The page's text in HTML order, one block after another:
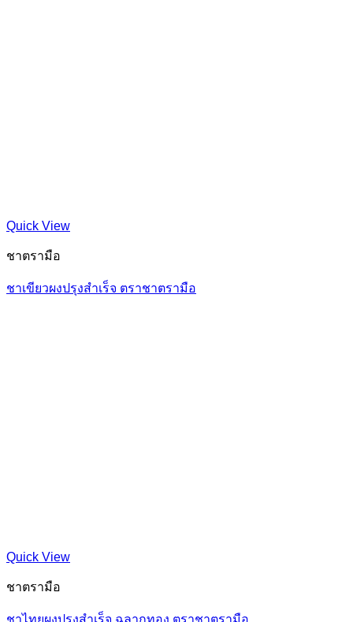
Quick View
ชาตรามือ
ชาเขียวผงปรุงสำเร็จ ตราชาตรามือ
Quick View
ชาตรามือ
ชาไทยผงปรุงสำเร็จ ฉลากทอง ตราชาตรามือ